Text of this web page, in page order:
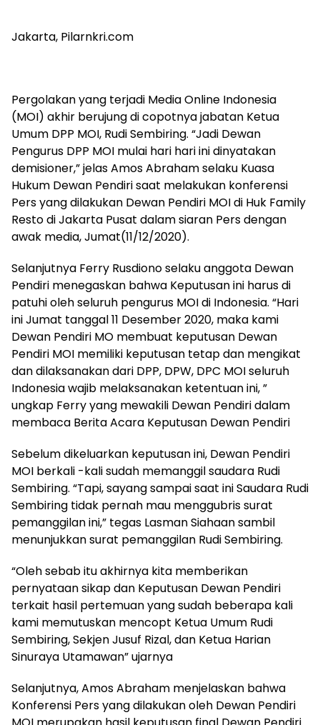
Jakarta, Pilarnkri.com
Pergolakan yang terjadi Media Online Indonesia
(MOI) akhir berujung di copotnya jabatan Ketua
Umum DPP MOI, Rudi Sembiring. “Jadi Dewan
Pengurus DPP MOI mulai hari hari ini dinyatakan
demisioner,” jelas Amos Abraham selaku Kuasa
Hukum Dewan Pendiri saat melakukan konferensi
Pers yang dilakukan Dewan Pendiri MOI di Huk Family
Resto di Jakarta Pusat dalam siaran Pers dengan
awak media, Jumat(11/12/2020).
Selanjutnya Ferry Rusdiono selaku anggota Dewan
Pendiri menegaskan bahwa Keputusan ini harus di
patuhi oleh seluruh pengurus MOI di Indonesia. “Hari
ini Jumat tanggal 11 Desember 2020, maka kami
Dewan Pendiri MO membuat keputusan Dewan
Pendiri MOI memiliki keputusan tetap dan mengikat
dan dilaksanakan dari DPP, DPW, DPC MOI seluruh
Indonesia wajib melaksanakan ketentuan ini, ”
ungkap Ferry yang mewakili Dewan Pendiri dalam
membaca Berita Acara Keputusan Dewan Pendiri
Sebelum dikeluarkan keputusan ini, Dewan Pendiri
MOI berkali -kali sudah memanggil saudara Rudi
Sembiring. “Tapi, sayang sampai saat ini Saudara Rudi
Sembiring tidak pernah mau menggubris surat
pemanggilan ini,” tegas Lasman Siahaan sambil
menunjukkan surat pemanggilan Rudi Sembiring.
“Oleh sebab itu akhirnya kita memberikan
pernyataan sikap dan Keputusan Dewan Pendiri
terkait hasil pertemuan yang sudah beberapa kali
kami memutuskan mencopt Ketua Umum Rudi
Sembiring, Sekjen Jusuf Rizal, dan Ketua Harian
Sinuraya Utamawan” ujarnya
Selanjutnya, Amos Abraham menjelaskan bahwa
Konferensi Pers yang dilakukan oleh Dewan Pendiri